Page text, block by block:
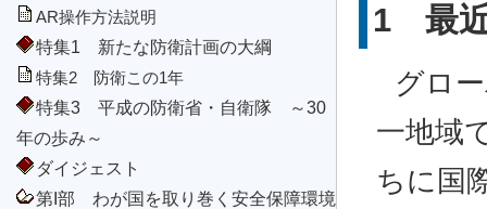
AR操作方法説明
特集1 新たな防衛計画の大綱
特集2 防衛この1年
特集3 平成の防衛省・自衛隊 ～30
年の歩み～
ダイジェスト
第I部 わが国を取り巻く安全保障環境
1 最
グロ
一地域
ちに国